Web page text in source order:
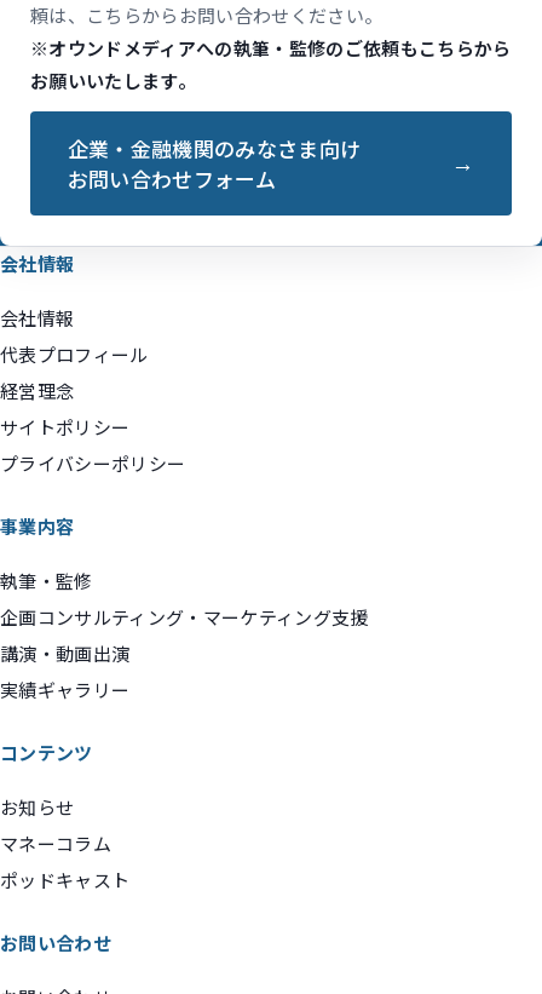
頼は、こちらからお問い合わせください。
※オウンドメディアへの執筆・監修のご依頼もこちらから
お願いいたします。
企業・金融機関のみなさま向け
お問い合わせフォーム
会社情報
会社情報
代表プロフィール
経営理念
サイトポリシー
プライバシーポリシー
事業内容
執筆・監修
企画コンサルティング・マーケティング支援
講演・動画出演
実績ギャラリー
コンテンツ
お知らせ
マネーコラム
ポッドキャスト
お問い合わせ